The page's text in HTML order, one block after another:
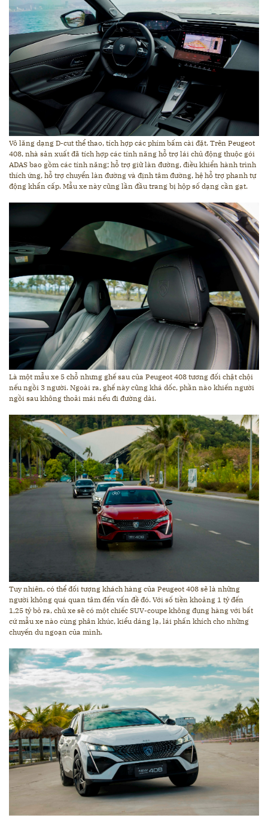
Vô lăng dạng D-cut thể thao, tích hợp các phím bấm cài đặt. Trên Peugeot
408, nhà sản xuất đã tích hợp các tính năng hỗ trợ lái chủ động thuộc gói
ADAS bao gồm các tính năng; hỗ trợ giữ làn đường, điều khiển hành trình
thích ứng, hỗ trợ chuyển làn đường và định tâm đường, hệ hỗ trợ phanh tự
động khẩn cấp. Mẫu xe này cũng lần đầu trang bị hộp số dạng cần gạt.
Là một mẫu xe 5 chỗ nhưng ghế sau của Peugeot 408 tương đối chật chội
nếu ngồi 3 người. Ngoài ra, ghế này cũng khá dốc, phần nào khiến người
ngồi sau không thoải mái nếu đi đường dài.
Tuy nhiên, có thể đối tượng khách hàng của Peugeot 408 sẽ là những
người không quá quan tâm đến vấn đề đó. Với số tiền khoảng 1 tỷ đến
1,25 tỷ bỏ ra, chủ xe sẽ có một chiếc SUV-coupe không đụng hàng với bất
cứ mẫu xe nào cùng phân khúc, kiểu dáng lạ, lái phấn khích cho những
chuyến du ngoạn của mình.